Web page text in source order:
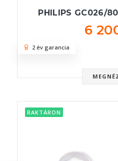
PHILIPS GC026/
6
2 év garancia
RAKTÁRON